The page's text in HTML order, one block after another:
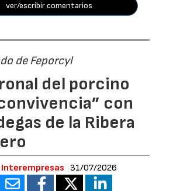
ver/escribir comentarios
de Feporcyl
del porcino
con
de la Ribera
31/07/2026